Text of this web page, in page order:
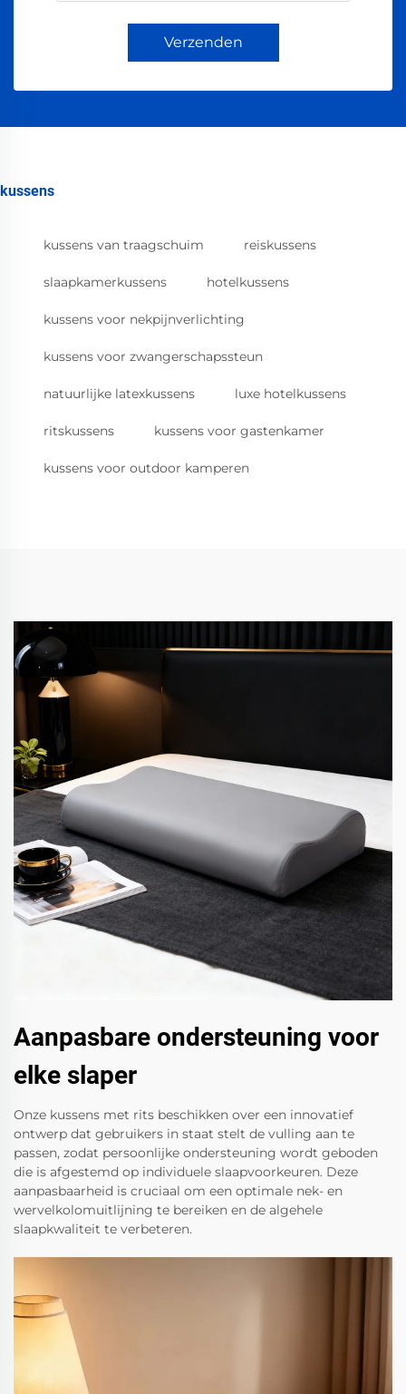
Verzenden
kussens
kussens van traagschuim reiskussens
slaapkamerkussens hotelkussens
kussens voor nekpijnverlichting
kussens voor zwangerschapssteun
natuurlijke latexkussens luxe hotelkussens
ritskussens kussens voor gastenkamer
kussens voor outdoor kamperen
Aanpasbare ondersteuning voor
elke slaper
Onze kussens met rits beschikken over een innovatief
ontwerp dat gebruikers in staat stelt de vulling aan te
passen, zodat persoonlijke ondersteuning wordt geboden
die is afgestemd op individuele slaapvoorkeuren. Deze
aanpasbaarheid is cruciaal om een optimale nek- en
wervelkolomuitlijning te bereiken en de algehele
slaapkwaliteit te verbeteren.